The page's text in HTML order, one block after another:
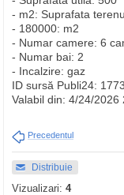
- m2: Suprafata
- 180000: m2
- Numar camere: 6
- Numar bai: 2
- Incalzire: gaz
ID sursă Publi24:
Valabil din: 4/24/2026
Precedentul
Distribuie
Vizualizari: 4